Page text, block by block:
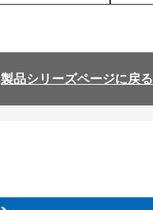
製品シリーズページに戻る